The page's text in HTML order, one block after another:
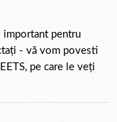
important pentru
- vă vom povesti
pe care le veți